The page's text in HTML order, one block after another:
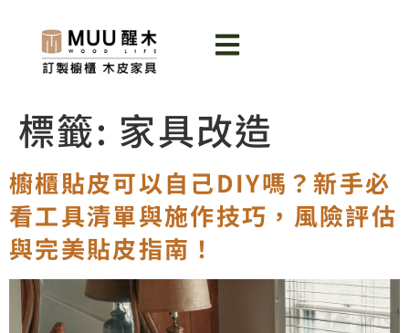
標籤: 家具改造
櫥櫃貼皮可以自己DIY嗎？新手必
看工具清單與施作技巧，風險評估
與完美貼皮指南！